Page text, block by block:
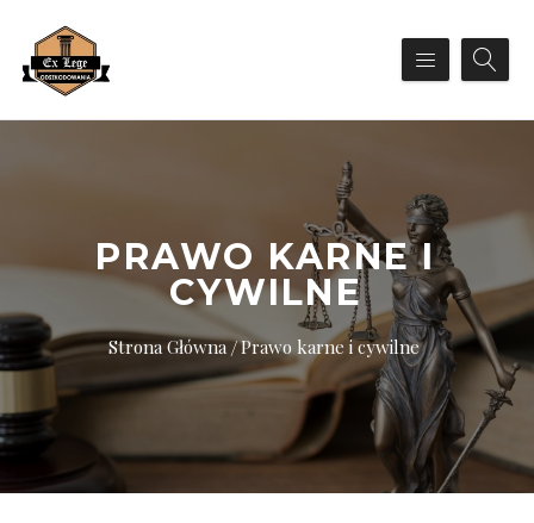
PRAWO KARNE I
CYWILNE
Strona Główna Prawo karne i cywilne